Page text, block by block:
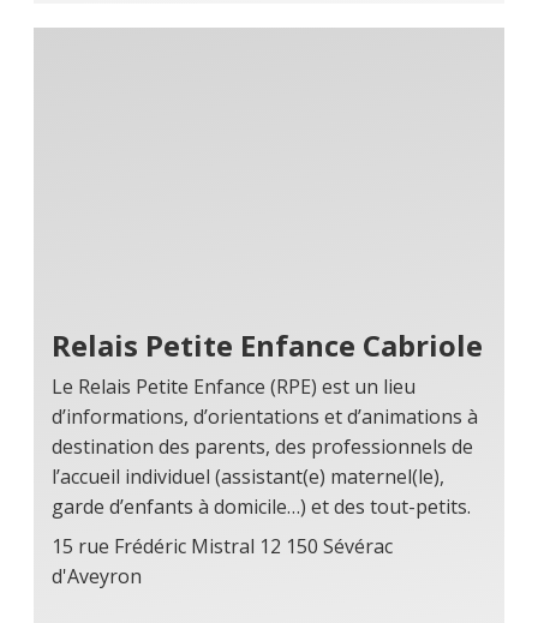
Relais Petite Enfance Cabriole
Le Relais Petite Enfance (RPE) est un lieu
d’informations, d’orientations et d’animations à
destination des parents, des professionnels de
l’accueil individuel (assistant(e) maternel(le),
garde d’enfants à domicile…) et des tout-petits.
15 rue Frédéric Mistral 12 150 Sévérac
d'Aveyron